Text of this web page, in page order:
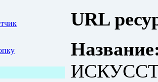
URL